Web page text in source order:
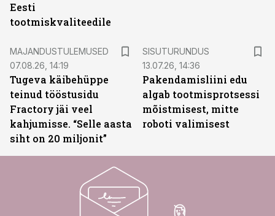
Eesti
tootmiskvaliteedile
MAJANDUSTULEMUSED
07.08.26, 14:19
Tugeva käibehüppe
teinud tööstusidu
Fractory jäi veel
kahjumisse. “Selle aasta
siht on 20 miljonit”
SISUTURUNDUS
13.07.26, 14:36
Pakendamisliini edu
algab tootmisprotsessi
mõistmisest, mitte
roboti valimisest